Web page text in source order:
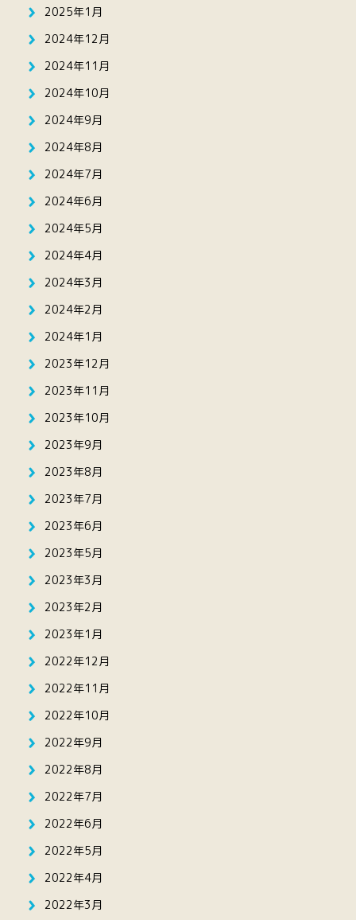
2025年1月
2024年12月
2024年11月
2024年10月
2024年9月
2024年8月
2024年7月
2024年6月
2024年5月
2024年4月
2024年3月
2024年2月
2024年1月
2023年12月
2023年11月
2023年10月
2023年9月
2023年8月
2023年7月
2023年6月
2023年5月
2023年3月
2023年2月
2023年1月
2022年12月
2022年11月
2022年10月
2022年9月
2022年8月
2022年7月
2022年6月
2022年5月
2022年4月
2022年3月